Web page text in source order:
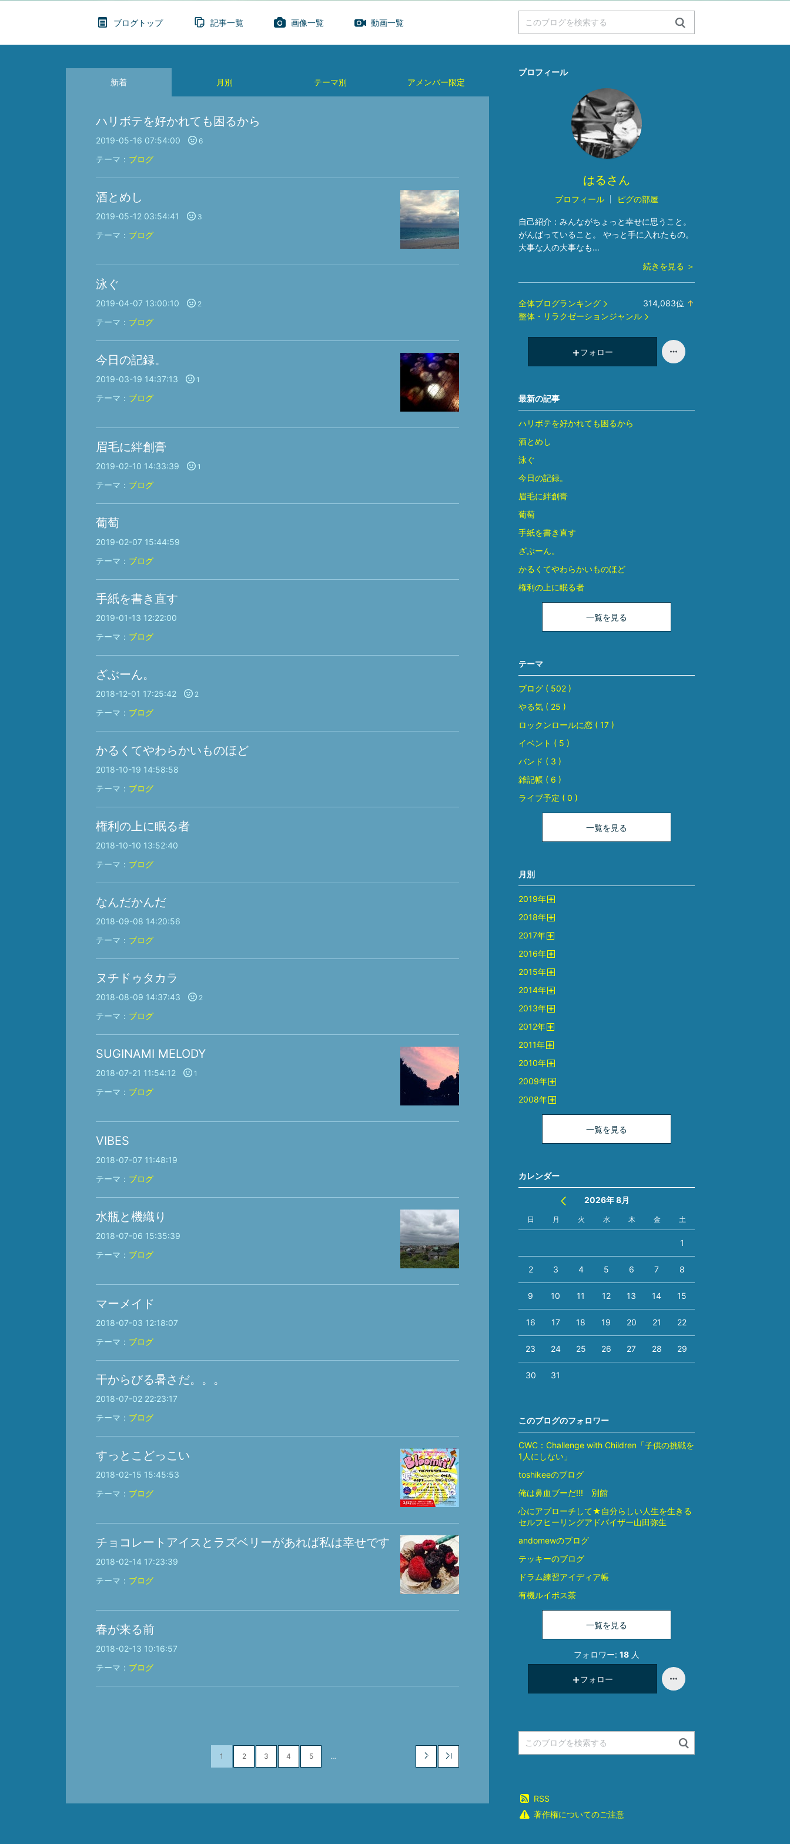
ブログトップ 記事一覧 画像一覧 動画一覧
新着 月別 テーマ別 アメンバー限定
ハリボテを好かれても困るから
2019-05-16 07:54:00 6
テーマ： ブログ
酒とめし
2019-05-12 03:54:41 3
テーマ： ブログ
泳ぐ
2019-04-07 13:00:10 2
テーマ： ブログ
今日の記録。
2019-03-19 14:37:13 1
テーマ： ブログ
眉毛に絆創膏
2019-02-10 14:33:39 1
テーマ： ブログ
葡萄
2019-02-07 15:44:59
テーマ： ブログ
手紙を書き直す
2019-01-13 12:22:00
テーマ： ブログ
ざぶーん。
2018-12-01 17:25:42 2
テーマ： ブログ
かるくてやわらかいものほど
2018-10-19 14:58:58
テーマ： ブログ
権利の上に眠る者
2018-10-10 13:52:40
テーマ： ブログ
なんだかんだ
2018-09-08 14:20:56
テーマ： ブログ
ヌチドゥタカラ
2018-08-09 14:37:43 2
テーマ： ブログ
SUGINAMI MELODY
2018-07-21 11:54:12 1
テーマ： ブログ
VIBES
2018-07-07 11:48:19
テーマ： ブログ
水瓶と機織り
2018-07-06 15:35:39
テーマ： ブログ
マーメイド
2018-07-03 12:18:07
テーマ： ブログ
干からびる暑さだ。。。
2018-07-02 22:23:17
テーマ： ブログ
すっとこどっこい
2018-02-15 15:45:53
テーマ： ブログ
チョコレートアイスとラズベリーがあれば私は幸せです
2018-02-14 17:23:39
テーマ： ブログ
春が来る前
2018-02-13 10:16:57
テーマ： ブログ
1 2 3 4 5 …
プロフィール
はるさん
プロフィール ピグの部屋
自己紹介： みんながちょっと幸せに思うこと。
がんばっていること。 やっと手に入れたもの。
大事な人の大事なも...
続きを見る ＞
全体ブログランキング 314,083位 ↑
整体・リラクゼーションジャンル
フォロー
最新の記事
ハリボテを好かれても困るから
酒とめし
泳ぐ
今日の記録。
眉毛に絆創膏
葡萄
手紙を書き直す
ざぶーん。
かるくてやわらかいものほど
権利の上に眠る者
一覧を見る
テーマ
ブログ ( 502 )
やる気 ( 25 )
ロックンロールに恋 ( 17 )
イベント ( 5 )
バンド ( 3 )
雑記帳 ( 6 )
ライブ予定 ( 0 )
一覧を見る
月別
2019年
2018年
2017年
2016年
2015年
2014年
2013年
2012年
2011年
2010年
2009年
2008年
一覧を見る
カレンダー
2026年 8月
日 月 火 水 木 金 土
1
2 3 4 5 6 7 8
9 10 11 12 13 14 15
16 17 18 19 20 21 22
23 24 25 26 27 28 29
30 31
このブログのフォロワー
CWC：Challenge with Children「子供の挑戦を
1人にしない」
toshikeeのブログ
俺は鼻血ブーだ!!! 別館
心にアプローチして★自分らしい人生を生きる
セルフヒーリングアドバイザー山田弥生
andomewのブログ
テッキーのブログ
ドラム練習アイディア帳
有機ルイボス茶
一覧を見る
フォロワー: 18 人
フォロー
RSS
著作権についてのご注意